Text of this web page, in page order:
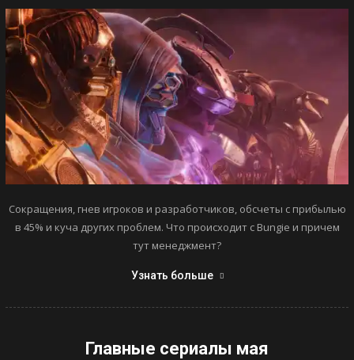
Сокращения, гнев игроков и разработчиков, обсчеты с прибылью
в 45% и куча других проблем. Что происходит с Bungie и причем
тут менеджмент?
Узнать больше
Главные сериалы мая